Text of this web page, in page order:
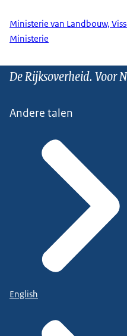
Ministerie van Landbouw,
Ministerie
De Rijksoverheid. Voor
Andere talen
English